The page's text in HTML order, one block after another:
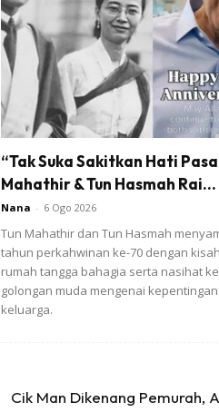
“Tak Suka Sakitkan Hati
Mahathir & Tun Hasmah Rai...
Nana - 6 Ogo 2026
Tun Mahathir dan Tun Hasmah
tahun perkahwinan ke-70 dengan
rumah tangga bahagia serta nasihat
golongan muda mengenai
keluarga.
Cik Man Dikenang Pemurah,